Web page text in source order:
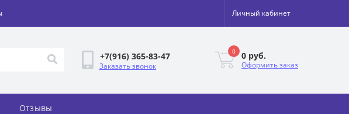
Личный кабинет
+7(916) 365-83-47
Заказать звонок
0 0 руб.
Оформить заказ
Отзывы